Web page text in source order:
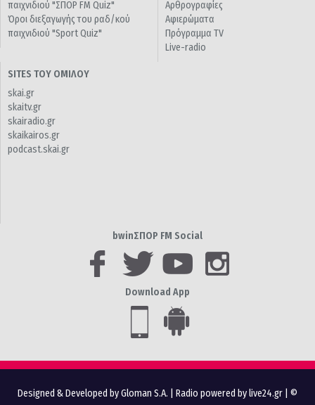
παιχνιδιού "ΣΠΟΡ FM Quiz"
Όροι διεξαγωγής του ραδ/κού
παιχνιδιού "Sport Quiz"
Αρθρογραφίες
Αφιερώματα
Πρόγραμμα TV
Live-radio
SITES ΤΟΥ ΟΜΙΛΟΥ
skai.gr
skaitv.gr
skairadio.gr
skaikairos.gr
podcast.skai.gr
bwinΣΠΟΡ FM Social
Download App
Designed & Developed by Gloman S.A. Radio powered by live24.gr | ©